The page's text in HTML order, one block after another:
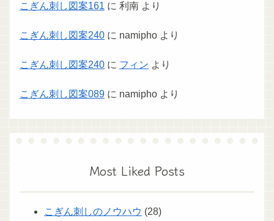
こぎん刺し図案161 に 利南 より
こぎん刺し図案240 に namipho より
こぎん刺し図案240 に フィン より
こぎん刺し図案089 に namipho より
Most Liked Posts
こぎん刺しのノウハウ (28)